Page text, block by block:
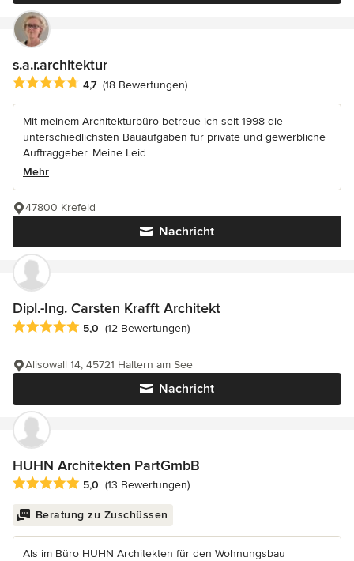
s.a.r.architektur
Durchschnittliche Bewertung: 4.7 von 5 Sternen
4,7 (18 Bewertungen)
Mit meinem Architekturbüro betreue ich seit 1998 die
unterschiedlichsten Bauaufgaben für private und gewerbliche
Auftraggeber. Meine Leid...
Mehr
Nachricht
47800 Krefeld
Dipl.-Ing. Carsten Krafft Architekt
Durchschnittliche Bewertung: 5 von 5 Sternen
5,0 (12 Bewertungen)
Nachricht
Alisowall 14, 45721 Haltern am See
HUHN Architekten PartGmbB
Durchschnittliche Bewertung: 5 von 5 Sternen
5,0 (13 Bewertungen)
Beratung zu Zuschüssen
Als im Büro HUHN Architekten für den Wohnungsbau